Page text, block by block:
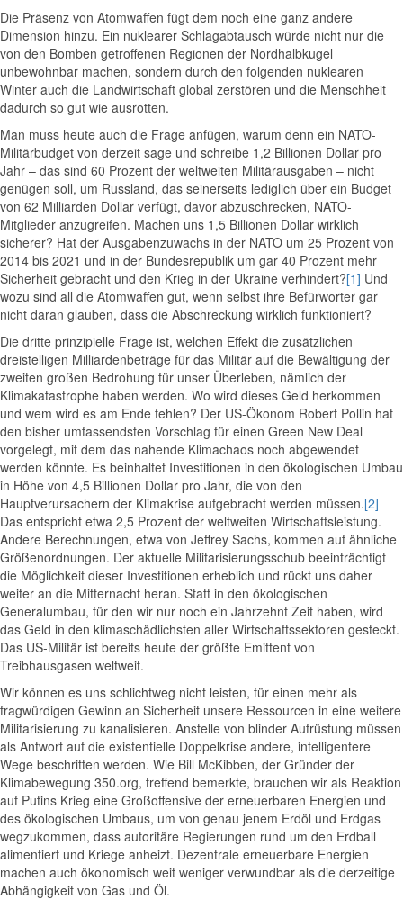
Die Präsenz von Atomwaffen fügt dem noch eine ganz andere
Dimension hinzu. Ein nuklearer Schlagabtausch würde nicht nur die
von den Bomben getroffenen Regionen der Nordhalbkugel
unbewohnbar machen, sondern durch den folgenden nuklearen
Winter auch die Landwirtschaft global zerstören und die Menschheit
dadurch so gut wie ausrotten.
Man muss heute auch die Frage anfügen, warum denn ein NATO-
Militärbudget von derzeit sage und schreibe 1,2 Billionen Dollar pro
Jahr – das sind 60 Prozent der weltweiten Militärausgaben – nicht
genügen soll, um Russland, das seinerseits lediglich über ein Budget
von 62 Milliarden Dollar verfügt, davor abzuschrecken, NATO-
Mitglieder anzugreifen. Machen uns 1,5 Billionen Dollar wirklich
sicherer? Hat der Ausgabenzuwachs in der NATO um 25 Prozent von
2014 bis 2021 und in der Bundesrepublik um gar 40 Prozent mehr
Sicherheit gebracht und den Krieg in der Ukraine verhindert?[1] Und
wozu sind all die Atomwaffen gut, wenn selbst ihre Befürworter gar
nicht daran glauben, dass die Abschreckung wirklich funktioniert?
Die dritte prinzipielle Frage ist, welchen Effekt die zusätzlichen
dreistelligen Milliardenbeträge für das Militär auf die Bewältigung der
zweiten großen Bedrohung für unser Überleben, nämlich der
Klimakatastrophe haben werden. Wo wird dieses Geld herkommen
und wem wird es am Ende fehlen? Der US-Ökonom Robert Pollin hat
den bisher umfassendsten Vorschlag für einen Green New Deal
vorgelegt, mit dem das nahende Klimachaos noch abgewendet
werden könnte. Es beinhaltet Investitionen in den ökologischen Umbau
in Höhe von 4,5 Billionen Dollar pro Jahr, die von den
Hauptverursachern der Klimakrise aufgebracht werden müssen.[2]
Das entspricht etwa 2,5 Prozent der weltweiten Wirtschaftsleistung.
Andere Berechnungen, etwa von Jeffrey Sachs, kommen auf ähnliche
Größenordnungen. Der aktuelle Militarisierungsschub beeinträchtigt
die Möglichkeit dieser Investitionen erheblich und rückt uns daher
weiter an die Mitternacht heran. Statt in den ökologischen
Generalumbau, für den wir nur noch ein Jahrzehnt Zeit haben, wird
das Geld in den klimaschädlichsten aller Wirtschaftssektoren gesteckt.
Das US-Militär ist bereits heute der größte Emittent von
Treibhausgasen weltweit.
Wir können es uns schlichtweg nicht leisten, für einen mehr als
fragwürdigen Gewinn an Sicherheit unsere Ressourcen in eine weitere
Militarisierung zu kanalisieren. Anstelle von blinder Aufrüstung müssen
als Antwort auf die existentielle Doppelkrise andere, intelligentere
Wege beschritten werden. Wie Bill McKibben, der Gründer der
Klimabewegung 350.org, treffend bemerkte, brauchen wir als Reaktion
auf Putins Krieg eine Großoffensive der erneuerbaren Energien und
des ökologischen Umbaus, um von genau jenem Erdöl und Erdgas
wegzukommen, dass autoritäre Regierungen rund um den Erdball
alimentiert und Kriege anheizt. Dezentrale erneuerbare Energien
machen auch ökonomisch weit weniger verwundbar als die derzeitige
Abhängigkeit von Gas und Öl.